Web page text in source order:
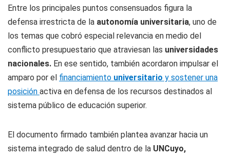
Entre los principales puntos consensuados figura la
defensa irrestricta de la autonomía universitaria, uno de
los temas que cobró especial relevancia en medio del
conflicto presupuestario que atraviesan las universidades
nacionales. En ese sentido, también acordaron impulsar el
amparo por el financiamiento universitario y sostener una
posición activa en defensa de los recursos destinados al
sistema público de educación superior.
El documento firmado también plantea avanzar hacia un
sistema integrado de salud dentro de la UNCuyo,